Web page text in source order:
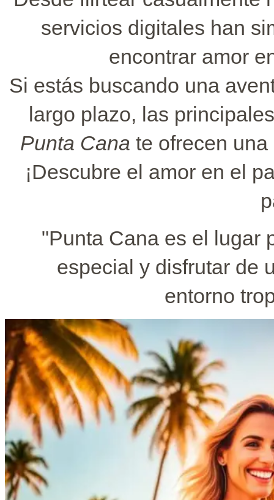
servicios digitales han
encontrar amor
Si estás buscando una
largo plazo, las
Punta Cana te ofrecen
¡Descubre el amor en el
"Punta Cana es el lugar
especial y disfrutar de
entorno